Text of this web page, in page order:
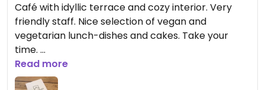
Café with idyllic terrace and cozy interior. Very
friendly staff. Nice selection of vegan and
vegetarian lunch-dishes and cakes. Take your
time.
Check for openingtimes on website
www.noorderloo.nl
Read more